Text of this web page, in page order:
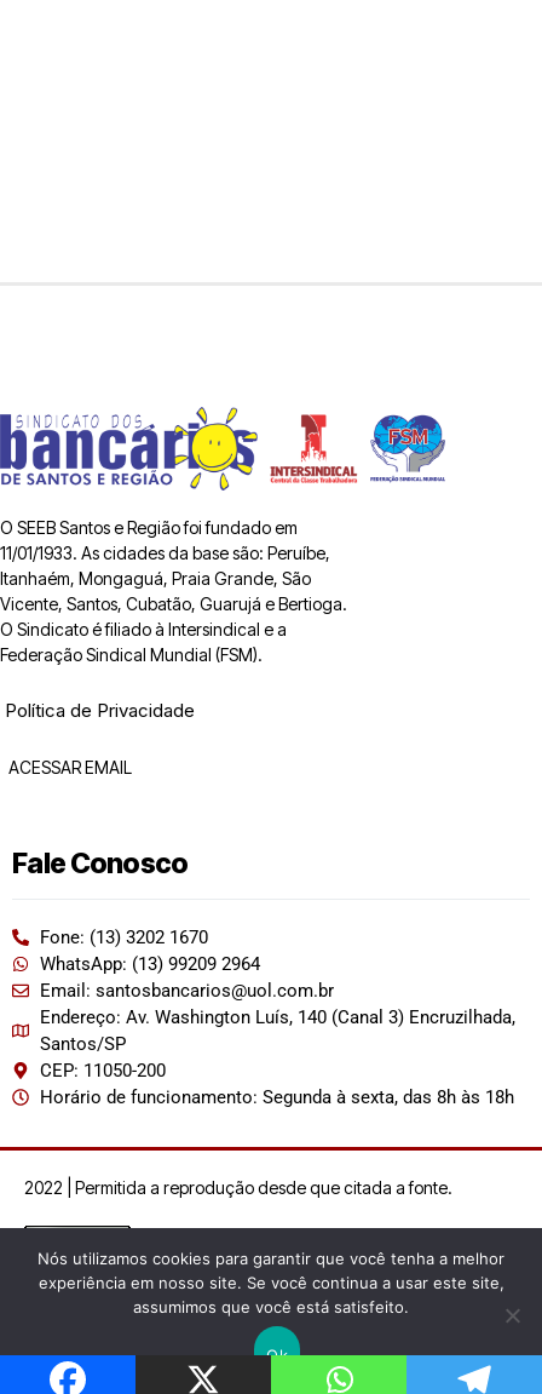
O SEEB Santos e Região foi fundado em
11/01/1933. As cidades da base são: Peruíbe,
Itanhaém, Mongaguá, Praia Grande, São
Vicente, Santos, Cubatão, Guarujá e Bertioga.
O Sindicato é filiado à Intersindical e a
Federação Sindical Mundial (FSM).
Política de Privacidade
ACESSAR EMAIL
Fale Conosco
Fone: (13) 3202 1670
WhatsApp: (13) 99209 2964
Email: santosbancarios@uol.com.br
Endereço: Av. Washington Luís, 140 (Canal 3) Encruzilhada,
Santos/SP
CEP: 11050-200
Horário de funcionamento: Segunda à sexta, das 8h às 18h
2022 | Permitida a reprodução desde que citada a fonte.
Nós utilizamos cookies para garantir que você tenha a melhor
experiência em nosso site. Se você continua a usar este site,
assumimos que você está satisfeito.
Ok